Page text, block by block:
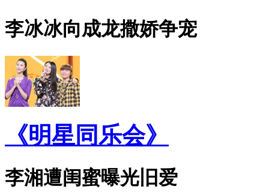
李冰冰向成龙撒娇争宠
《明星同乐会》
李湘遭闺蜜曝光旧爱